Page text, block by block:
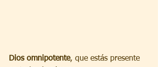
Dios omnipotente, que estás presente